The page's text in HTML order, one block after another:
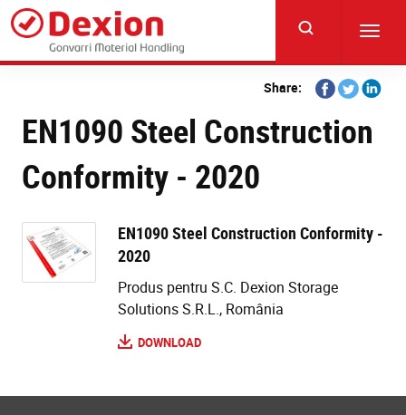
Skip
main
content
Share:
Share
on
Facebook
Share
on
Twitter
Share
EN1090 Steel Construction
Conformity - 2020
EN1090 Steel Construction Conformity -
2020
Produs pentru S.C. Dexion Storage
Solutions S.R.L., România
DOWNLOAD